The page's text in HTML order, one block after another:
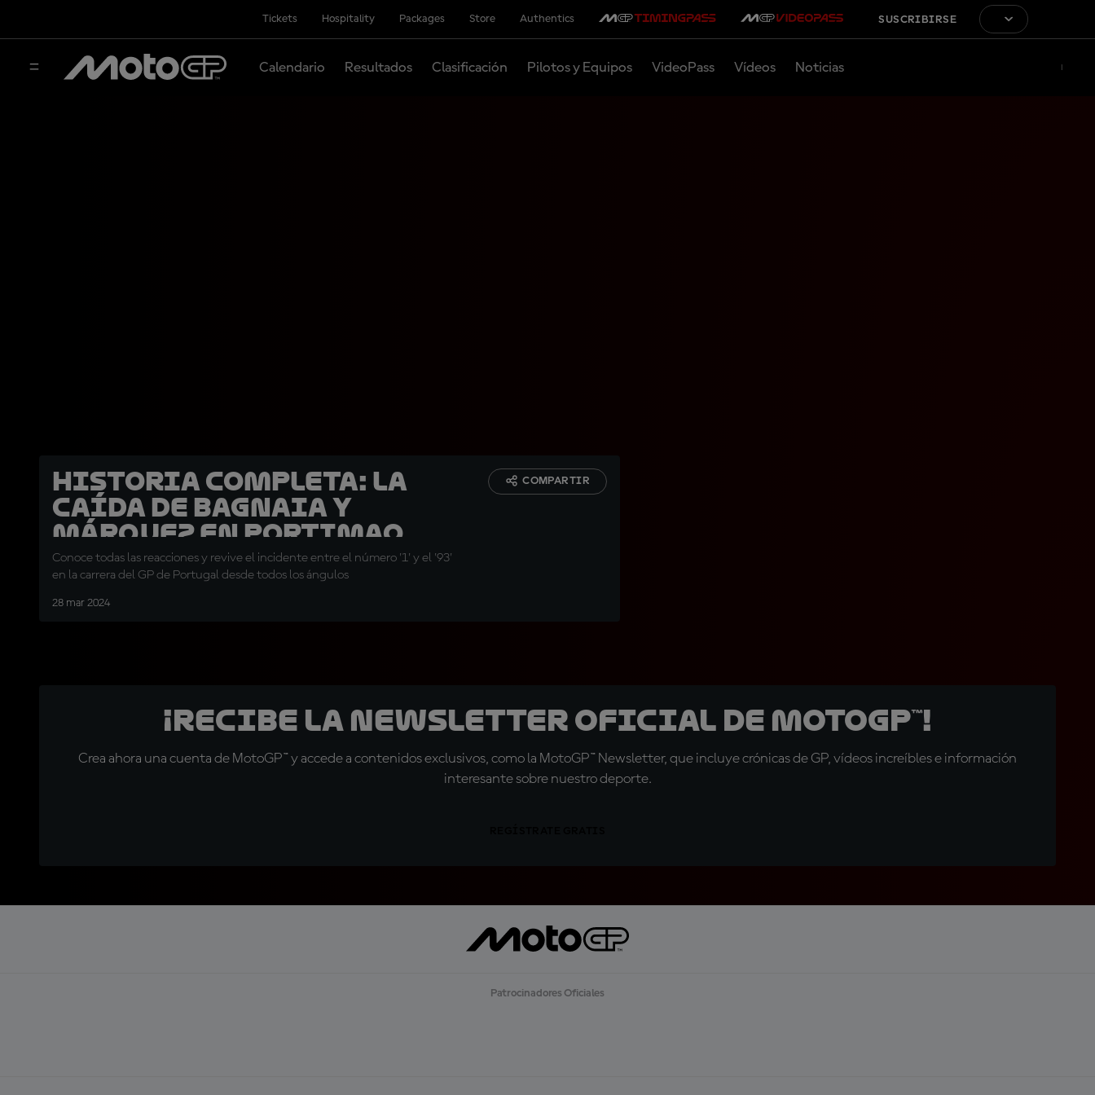
Tickets Hospitality Packages Store Authentics SUSCRIBIRSE
Calendario Resultados Clasificación Pilotos y Equipos VideoPass Vídeos Noticias
HISTORIA COMPLETA: La
caída de Bagnaia y
Márquez en Portimao
Conoce todas las reacciones y revive el incidente entre el número '1' y el '93'
en la carrera del GP de Portugal desde todos los ángulos
28 mar 2024
COMPARTIR
¡Recibe la Newsletter oficial de MotoGP™!
Crea ahora una cuenta de MotoGP™ y accede a contenidos exclusivos, como la MotoGP™ Newsletter, que incluye crónicas de GP, vídeos increíbles e información
interesante sobre nuestro deporte.
Patrocinadores Oficiales